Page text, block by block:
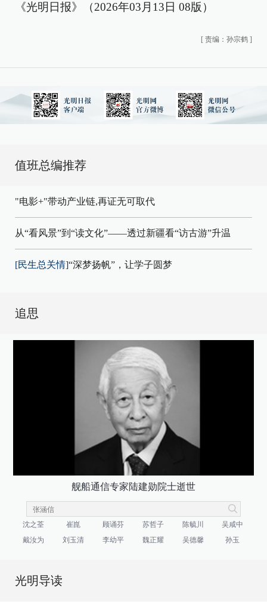
《光明日报》（2026年03月13日 08版）
[ 责编：孙宗鹤 ]
值班总编推荐
"电影+"带动产业链,再证无可取代
从“看风景”到“读文化”——透过新疆看“访古游”升温
[民生总关情]“深梦扬帆”，让学子圆梦
追思
舰船通信专家陆建勋院士逝世
沈之荃 崔崑 顾诵芬 苏哲子 陈毓川
吴咸中
戴汝为
刘玉清 李幼平 魏正耀 吴德馨 孙玉
光明导读